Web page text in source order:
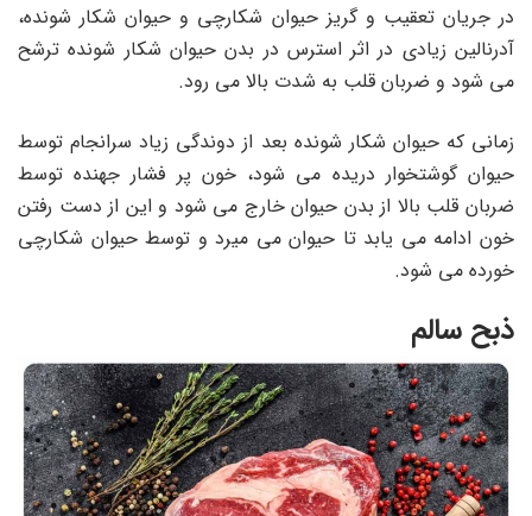
در جریان تعقیب و گریز حیوان شکارچی و حیوان شکار شونده،
آدرنالین زیادی در اثر استرس در بدن حیوان شکار شونده ترشح
می شود و ضربان قلب به شدت بالا می رود.
زمانی که حیوان شکار شونده بعد از دوندگی زیاد سرانجام توسط
حیوان گوشتخوار دریده می شود، خون پر فشار جهنده توسط
ضربان قلب بالا از بدن حیوان خارج می شود و این از دست رفتن
خون ادامه می یابد تا حیوان می میرد و توسط حیوان شکارچی
خورده می شود.
ذبح سالم